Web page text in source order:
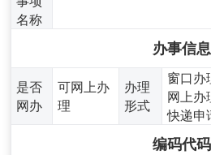
名称
办事信息
是否
网办
可网上办
理
办理
形式
窗口办
网上办
快递申
编码代码